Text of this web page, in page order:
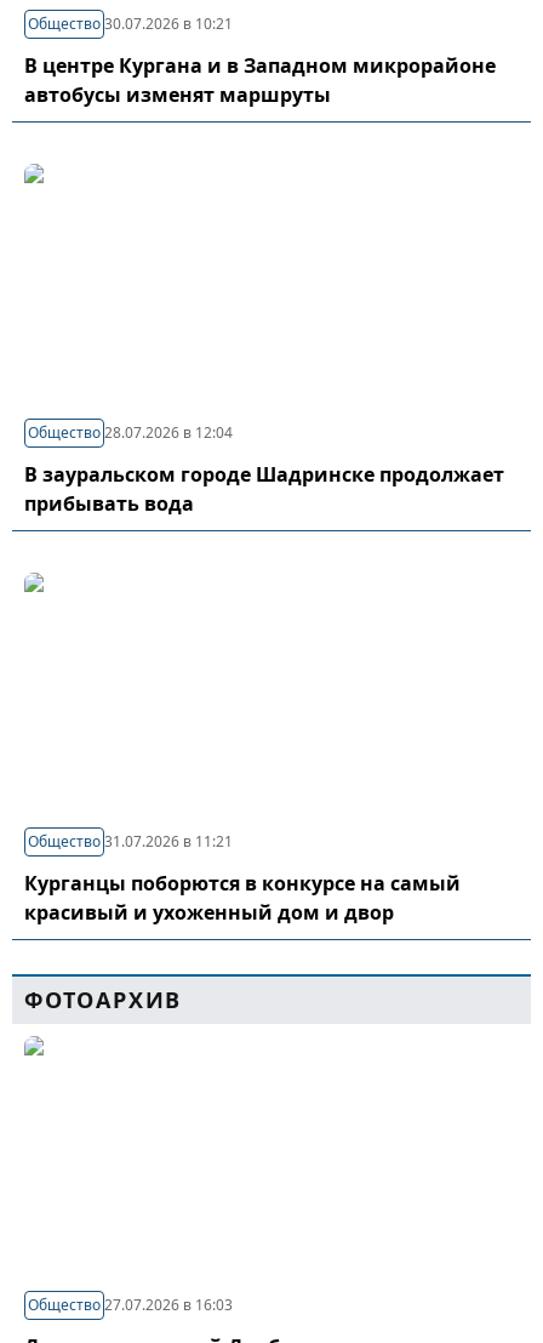
Общество30.07.2026 в 10:21
В центре Кургана и в Западном микрорайоне
автобусы изменят маршруты
Общество28.07.2026 в 12:04
В зауральском городе Шадринске продолжает
прибывать вода
Общество31.07.2026 в 11:21
Курганцы поборются в конкурсе на самый
красивый и ухоженный дом и двор
ФОТОАРХИВ
Общество27.07.2026 в 16:03